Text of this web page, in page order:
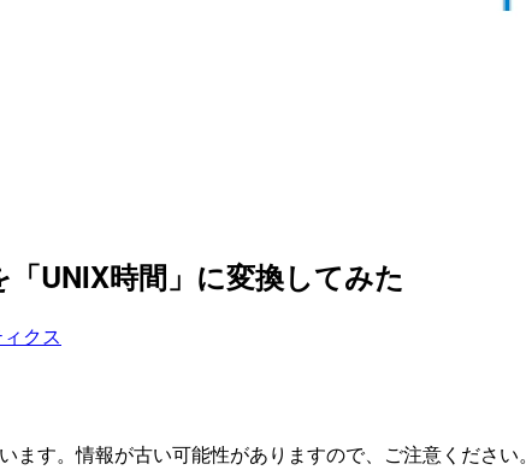
UNIX時間」に変換してみた
クス
す。情報が古い可能性がありますので、ご注意ください。